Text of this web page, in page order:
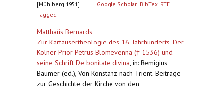
[Mühlberg 1951] Google Scholar BibTex RTF
Tagged
Matthaüs Bernards
Zur Kartäusertheologie des 16. Jahrhunderts. Der
Kölner Prior Petrus Blomevenna († 1536) und
seine Schrift De bonitate divina, in: Remigius
Bäumer (ed.), Von Konstanz nach Trient. Beiträge
zur Geschichte der Kirche von den